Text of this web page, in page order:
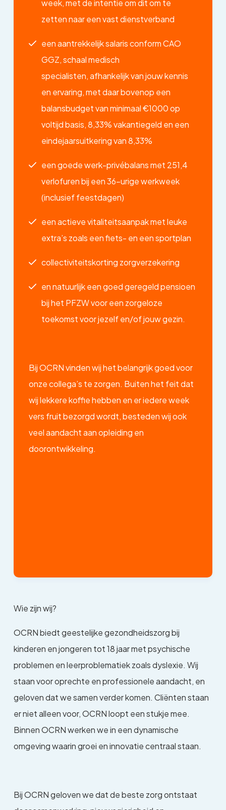
week, met de intentie om dit om te
zetten naar een vast dienstverband
een aantrekkelijk salaris conform CAO
GGZ, schaal medisch
specialisten, afhankelijk van jouw kennis
en ervaring, met daar bovenop een
balansbudget van minimaal €1000 op
voltijd basis, 8,33% vakantiegeld en een
eindejaarsuitkering van 8,33%
een goede werk-privébalans met 251,4
verlofuren bij een 36-urige werkweek
(inclusief feestdagen)
een actieve vitaliteitsaanpak met leuke
extra’s zoals een fiets- en een sportplan
collectiviteitskorting zorgverzekering
en natuurlijk een goed geregeld pensioen
bij het PFZW voor een zorgeloze
toekomst voor jezelf en/of jouw gezin.
Bij OCRN vinden wij het belangrijk goed voor
onze collega’s te zorgen. Buiten het feit dat
wij lekkere koffie hebben en er iedere week
vers fruit bezorgd wordt, besteden wij ook
veel aandacht aan opleiding en
doorontwikkeling.
Wie zijn wij?
OCRN biedt geestelijke gezondheidszorg bij
kinderen en jongeren tot 18 jaar met psychische
problemen en leerproblematiek zoals dyslexie. Wij
staan voor oprechte en professionele aandacht, en
geloven dat we samen verder komen. Cliënten staan
er niet alleen voor, OCRN loopt een stukje mee.
Binnen OCRN werken we in een dynamische
omgeving waarin groei en innovatie centraal staan.
Bij OCRN geloven we dat de beste zorg ontstaat